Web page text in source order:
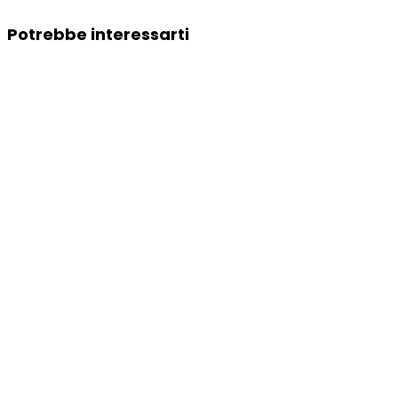
Potrebbe interessarti